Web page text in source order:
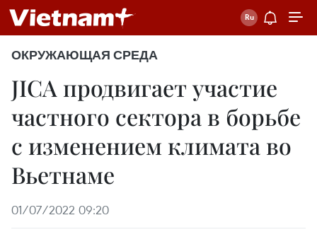
ОКРУЖАЮЩАЯ СРЕДА
JICA продвигает участие
частного сектора в борьбе
с изменением климата во
Вьетнаме
01/07/2022 09:20